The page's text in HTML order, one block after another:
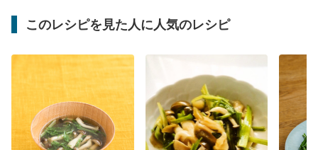
このレシピを見た人に人気のレシピ